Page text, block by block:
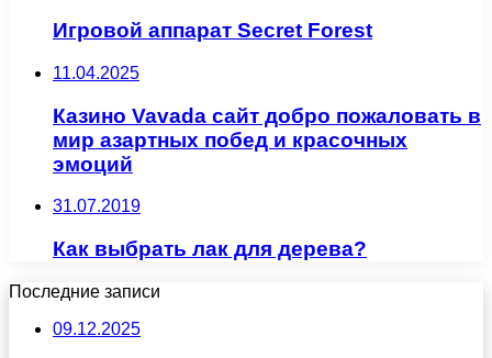
Игровой аппарат Secret Forest
11.04.2025
Казино Vavada сайт добро пожаловать в
мир азартных побед и красочных
эмоций
31.07.2019
Как выбрать лак для дерева?
Последние записи
09.12.2025